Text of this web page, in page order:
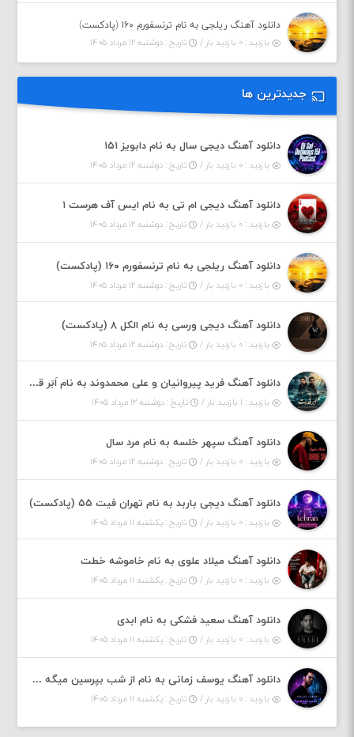
دانلود آهنگ ریلجی به نام ترنسفورم ۱۶۰ (پادکست)
بازدید : ۰ بازدید بار /
تاریخ : دوشنبه ۱۲ مرداد ۱۴۰۵
جدیدترین ها
دانلود آهنگ دیجی سال به نام دابویز ۱۵۱
بازدید : ۰ بازدید بار / تاریخ : دوشنبه ۱۲ مرداد ۱۴۰۵
دانلود آهنگ دیجی ام تی به نام ایس آف هرست ۱
بازدید : ۰ بازدید بار / تاریخ : دوشنبه ۱۲ مرداد ۱۴۰۵
دانلود آهنگ ریلجی به نام ترنسفورم ۱۶۰ (پادکست)
بازدید : ۰ بازدید بار / تاریخ : دوشنبه ۱۲ مرداد ۱۴۰۵
دانلود آهنگ دیجی ورسی به نام الکل ۸ (پادکست)
بازدید : ۰ بازدید بار / تاریخ : دوشنبه ۱۲ مرداد ۱۴۰۵
دانلود آهنگ فرید پیروانیان و علی محمدوند به نام اَبَر قدرت
بازدید : ۱ بازدید بار / تاریخ : دوشنبه ۱۲ مرداد ۱۴۰۵
دانلود آهنگ سپهر خلسه به نام مرد سال
بازدید : ۰ بازدید بار / تاریخ : دوشنبه ۱۲ مرداد ۱۴۰۵
دانلود آهنگ دیجی باربد به نام تهران فیت ۵۵ (پادکست)
بازدید : ۰ بازدید بار / تاریخ : یکشنبه ۱۱ مرداد ۱۴۰۵
دانلود آهنگ میلاد علوی به نام خاموشه خطت
بازدید : ۰ بازدید بار / تاریخ : یکشنبه ۱۱ مرداد ۱۴۰۵
دانلود آهنگ سعید فشکی به نام ابدی
بازدید : ۰ بازدید بار / تاریخ : یکشنبه ۱۱ مرداد ۱۴۰۵
دانلود آهنگ یوسف زمانی به نام از شب بپرسین میگه چه روزگاری دارم
بازدید : ۰ بازدید بار / تاریخ : یکشنبه ۱۱ مرداد ۱۴۰۵